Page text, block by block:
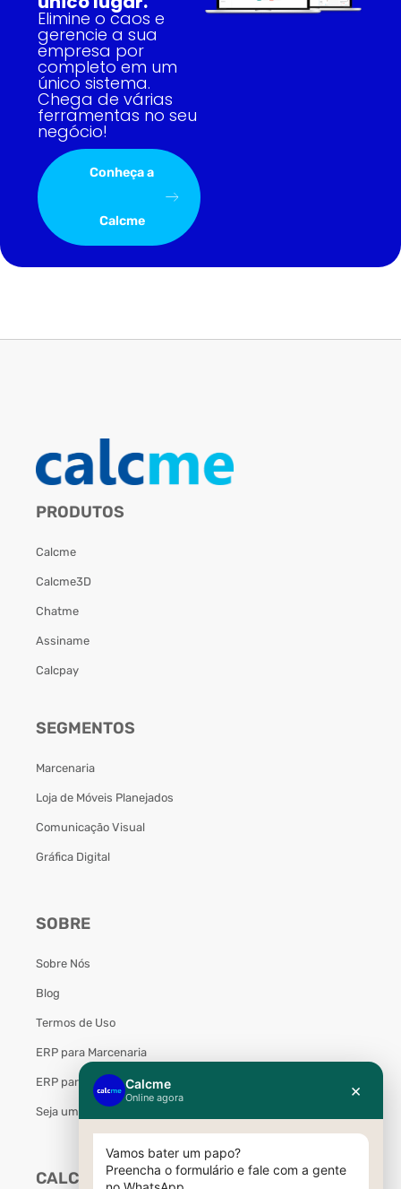
Elimine o caos e
gerencie a sua
empresa por
completo em um
único sistema.
Chega de várias
ferramentas no seu
negócio!
Conheça a
Calcme
PRODUTOS
Calcme
Calcme3D
Chatme
Assiname
Calcpay
SEGMENTOS
Marcenaria
Loja de Móveis Planejados
Comunicação Visual
Gráfica Digital
SOBRE
Sobre Nós
Blog
Termos de Uso
ERP para Marcenaria
ERP para Móveis Planejados
Seja um Parceiro Calcme
CALCME